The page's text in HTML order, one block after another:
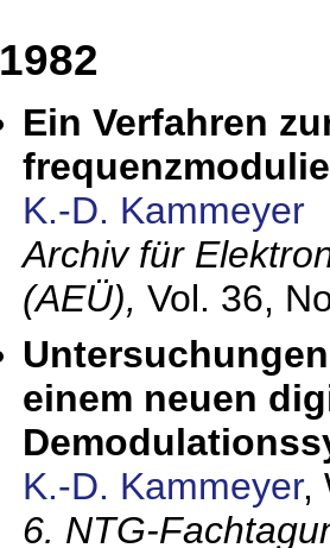
1982
Ein Verfahren
K.-D. Kammeyer
Archiv für
(AEÜ), Vol. 36,
einem neuen
K.-D. Kammeyer,
6. NTG-